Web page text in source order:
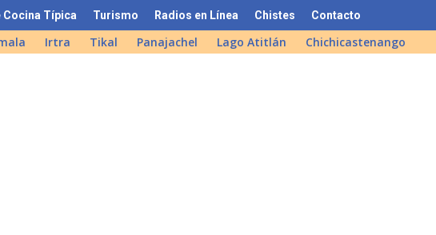
Cocina Típica Turismo Radios en Línea Chistes Contacto
Irtra Tikal Panajachel Lago Atitlán Chichicastenango